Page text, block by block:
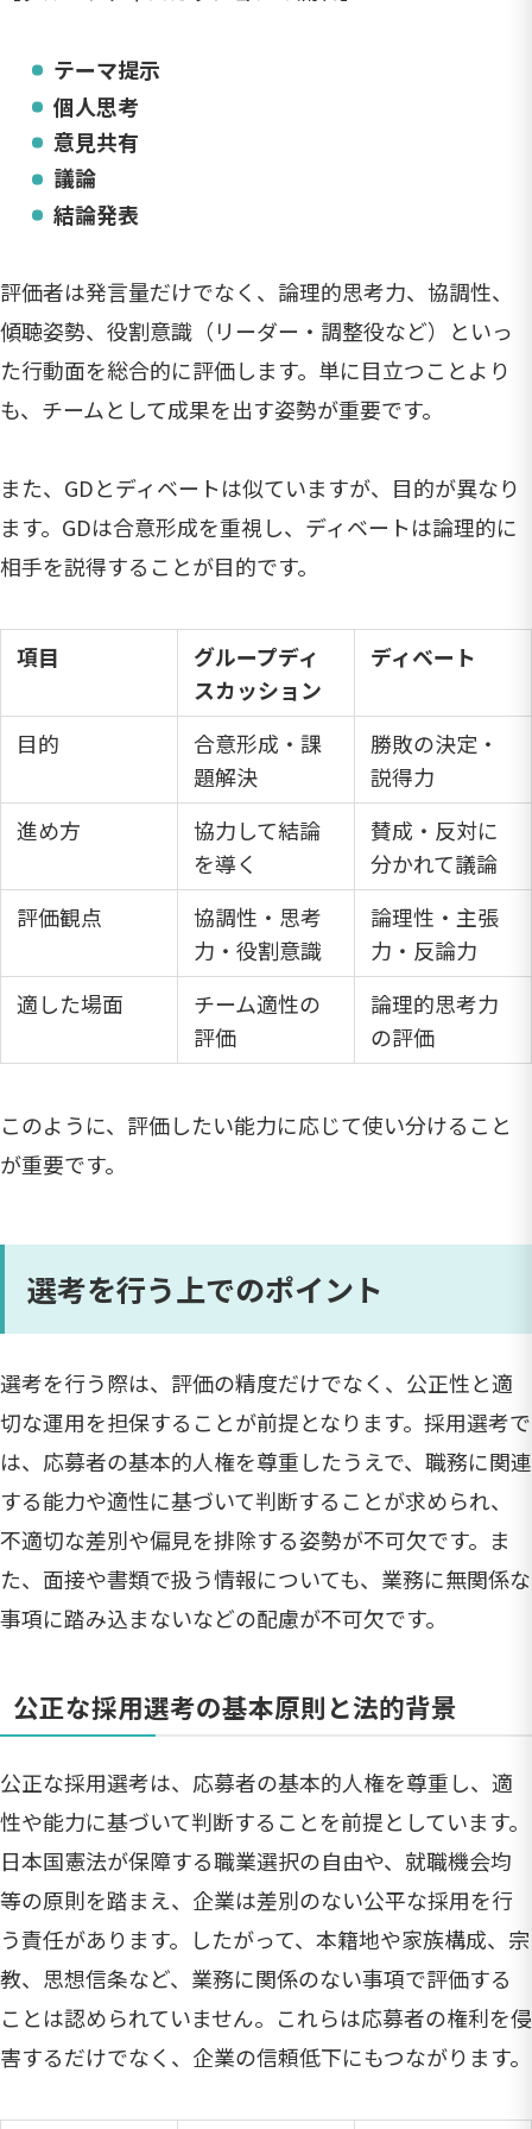
テーマ提示
個人思考
意見共有
議論
結論発表
評価者は発言量だけでなく、論理的思考力、協調性、
傾聴姿勢、役割意識（リーダー・調整役など）といっ
た行動面を総合的に評価します。単に目立つことより
も、チームとして成果を出す姿勢が重要です。
また、GDとディベートは似ていますが、目的が異なり
ます。GDは合意形成を重視し、ディベートは論理的に
相手を説得することが目的です。
項目
グループディ
スカッション
ディベート
目的
合意形成・課
題解決
勝敗の決定・
説得力
進め方
協力して結論
を導く
賛成・反対に
分かれて議論
評価観点
協調性・思考
力・役割意識
論理性・主張
力・反論力
適した場面
チーム適性の
評価
論理的思考力
の評価
このように、評価したい能力に応じて使い分けること
が重要です。
選考を行う上でのポイント
選考を行う際は、評価の精度だけでなく、公正性と適
切な運用を担保することが前提となります。採用選考で
は、応募者の基本的人権を尊重したうえで、職務に関連
する能力や適性に基づいて判断することが求められ、
不適切な差別や偏見を排除する姿勢が不可欠です。ま
た、面接や書類で扱う情報についても、業務に無関係な
事項に踏み込まないなどの配慮が不可欠です。
公正な採用選考の基本原則と法的背景
公正な採用選考は、応募者の基本的人権を尊重し、適
性や能力に基づいて判断することを前提としています。
日本国憲法が保障する職業選択の自由や、就職機会均
等の原則を踏まえ、企業は差別のない公平な採用を行
う責任があります。したがって、本籍地や家族構成、宗
教、思想信条など、業務に関係のない事項で評価する
ことは認められていません。これらは応募者の権利を侵
害するだけでなく、企業の信頼低下にもつながります。